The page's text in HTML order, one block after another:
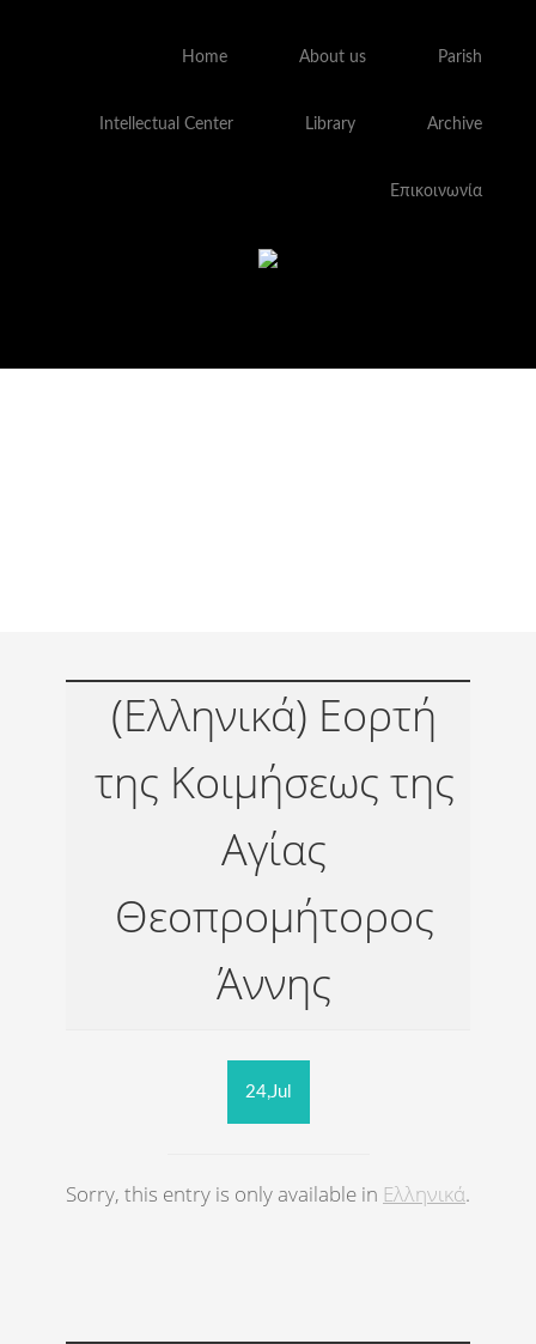
Home About us Parish
Intellectual Center Library Archive
Επικοινωνία
(Ελληνικά) Eορτή
της Κοιμήσεως της
Αγίας
Θεοπρομήτορος
Άννης
24,Jul
Sorry, this entry is only available in Ελληνικά.